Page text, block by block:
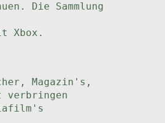
Die Sammlung
Xbox.
Magazin's,
verbringen